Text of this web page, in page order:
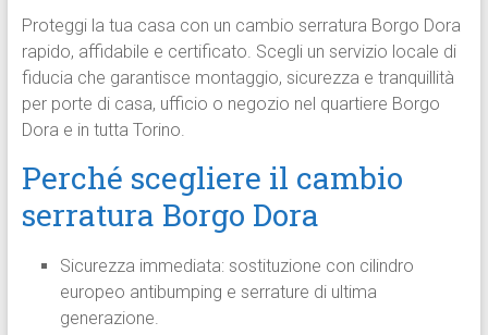
Proteggi la tua casa con un cambio serratura Borgo Dora
rapido, affidabile e certificato. Scegli un servizio locale di
fiducia che garantisce montaggio, sicurezza e tranquillità
per porte di casa, ufficio o negozio nel quartiere Borgo
Dora e in tutta Torino.
Perché scegliere il cambio
serratura Borgo Dora
Sicurezza immediata: sostituzione con cilindro
europeo antibumping e serrature di ultima
generazione.